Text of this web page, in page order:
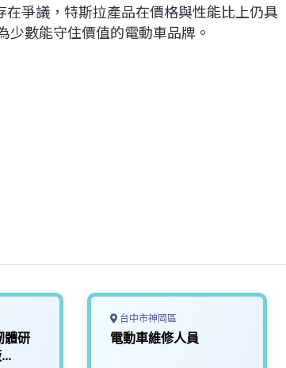
爭議，特斯拉產品在價格與性能比上仍具
數能守住價值的電動車品牌。
體研
台中市神岡區
電動車維修人員